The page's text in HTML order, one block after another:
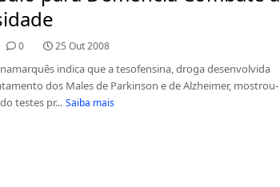
0 25 Out 2008
indica que a tesofensina, droga desenvolvida
dos Males de Parkinson e de Alzheimer, mostrou-
testes pr... Saiba mais